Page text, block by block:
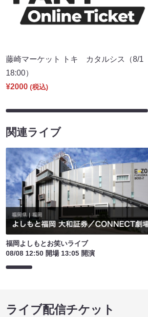
藤崎マーケット トキ カタルシス（8/1
18:00）
¥2000 (税込)
関連ライブ
福岡よしもとお笑いライブ
08/08 12:50 開場 13:05 開演
ライブ配信チケット